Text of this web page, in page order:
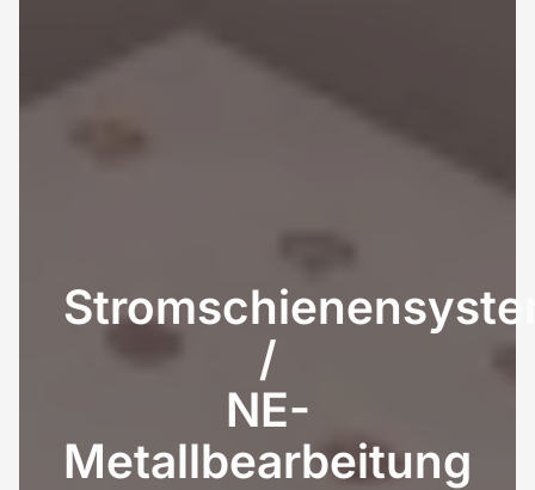
/
NE-
Metallbearbeitung